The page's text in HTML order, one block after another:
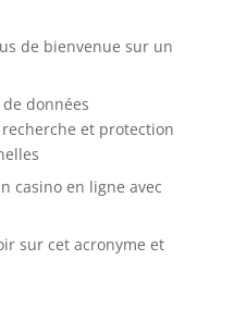
de bienvenue sur un
données
et protection
casino en ligne avec
sur cet acronyme et